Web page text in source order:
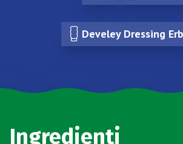
Develey Dressing
Ingredienti